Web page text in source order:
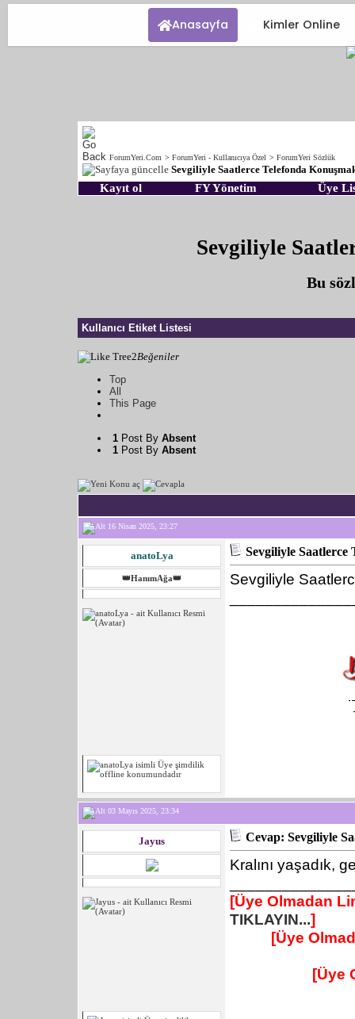
Anasayfa Kimler Online
ForumYeri.Com > ForumYeri - Kullanıcıya Özel > ForumYeri Sözlük
Sevgiliyle Saatlerce Telefonda
Kayıt ol FY Yönetim Üye
Sevgiliyle
Bu
Kullanıcı Etiket Listesi
2Beğeniler
Top
All
This Page
1 Post By Absent
1 Post By Absent
16 Nisan 2025, 23:27
anatoLya
👑HanımAğa👑
Sevgiliyle Saatlerce
Sevgiliyle
03 Mayıs 2025, 23:34
Jayus Cevap: Sevgiliyle
Kralını yaşadık,
[Üye Olmadan
TIKLAYIN...]
[Üye
[Üye